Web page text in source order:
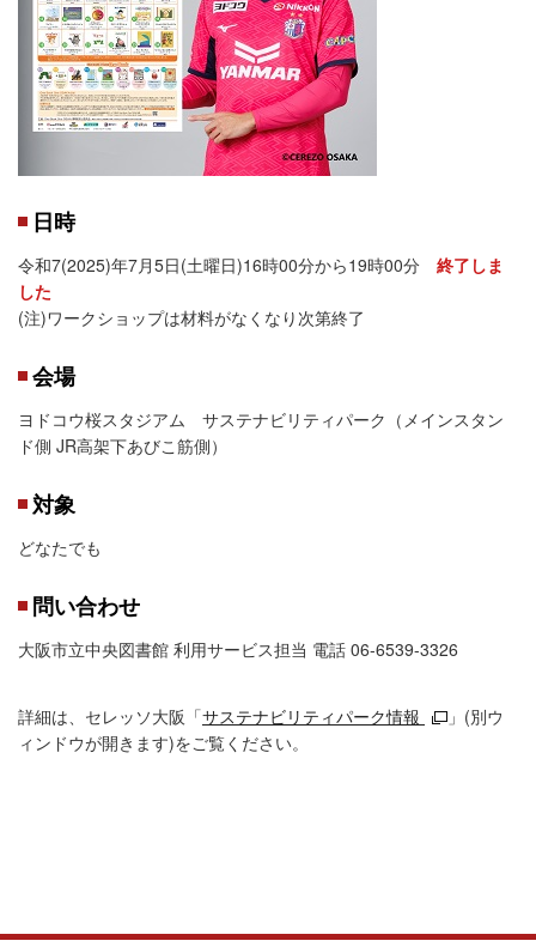
日時
令和7(2025)年7月5日(土曜日)16時00分から19時00分 終了しま
した
(注)ワークショップは材料がなくなり次第終了
会場
ヨドコウ桜スタジアム サステナビリティパーク（メインスタン
ド側 JR高架下あびこ筋側）
対象
どなたでも
問い合わせ
大阪市立中央図書館 利用サービス担当 電話 06-6539-3326
詳細は、セレッソ大阪「サステナビリティパーク情報
」(別ウ
ィンドウが開きます)をご覧ください。